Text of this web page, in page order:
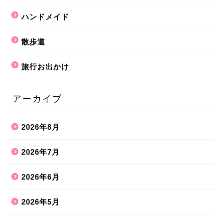
ハンドメイド
散歩道
旅行お出かけ
アーカイブ
2026年8月
2026年7月
2026年6月
2026年5月